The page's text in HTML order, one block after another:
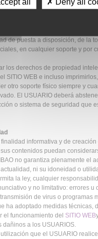
o logotipos, combinaciones
ordenador necesarios para su
Todos los derechos
la distribución, la
de puesta a disposición, de la
en cualquier soporte y por
los derechos de propiedad
SITIO WEB e incluso
otro soporte físico siempre y
El USUARIO deberá
o sistema de seguridad que
informativa y de
contenidos puedan
no garantiza plenamente el
ni su idoneidad o
la ley, cualquier
y no limitativo: errores u
de virus o programas
ha adoptado medidas técnicas,
el funcionamiento del SITIO WEB
dañinos a los USUARIOS.
que el USUARIO